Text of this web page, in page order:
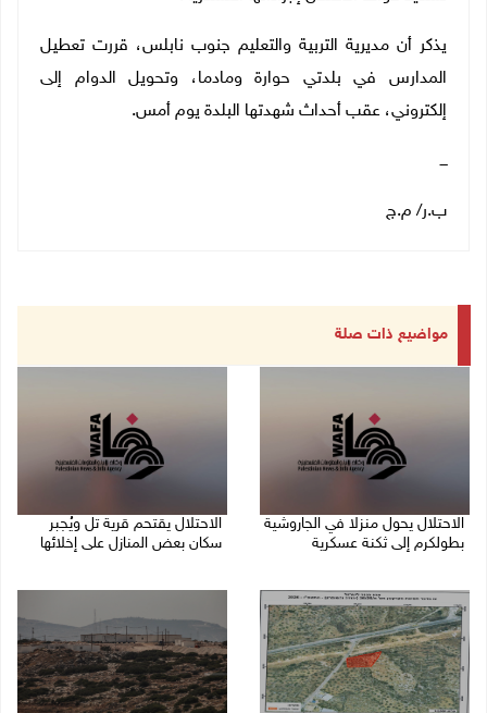
يذكر أن مديرية التربية والتعليم جنوب نابلس، قررت تعطيل
المدارس في بلدتي حوارة ومادما، وتحويل الدوام إلى
إلكتروني، عقب أحداث شهدتها البلدة يوم أمس.
ـــ
ب.ر/ م.ج
مواضيع ذات صلة
الاحتلال يحول منزلا في الجاروشية
بطولكرم إلى ثكنة عسكرية
الاحتلال يقتحم قرية تل ويُجبر
سكان بعض المنازل على إخلائها